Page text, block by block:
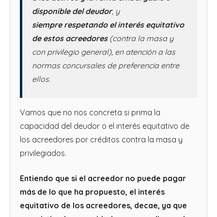
disponible del deudor, y
siempre respetando el interés equitativo
de estos acreedores(contra la masa y
con privilegio general), en atención a las
normas concursales de preferencia entre
ellos.
Vamos que no nos concreta si prima la
capacidad del deudor o el interés equitativo de
los acreedores por créditos contra la masa y
privilegiados.
Entiendo que si el acreedor no puede pagar
más de lo que ha propuesto, el interés
equitativo de los acreedores, decae, ya que